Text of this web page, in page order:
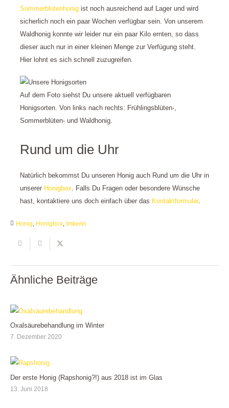
Sommerblütenhonig ist noch ausreichend auf Lager und wird
sicherlich noch ein paar Wochen verfügbar sein. Von unserem
Waldhonig konnte wir leider nur ein paar Kilo ernten, so dass
dieser auch nur in einer kleinen Menge zur Verfügung steht.
Hier lohnt es sich schnell zuzugreifen.
Auf dem Foto siehst Du unsere aktuell verfügbaren
Honigsorten. Von links nach rechts: Frühlingsblüten-,
Sommerblüten- und Waldhonig.
Rund um die Uhr
Natürlich bekommst Du unseren Honig auch Rund um die Uhr in
unserer Honigbox . Falls Du Fragen oder besondere Wünsche
hast, kontaktiere uns doch einfach über das Kontaktformular.
Honig Honigbox Imkerei
Ähnliche Beiträge
Oxalsäurebehandlung im Winter
7. Dezember 2020
Der erste Honig (Rapshonig?!) aus 2018 ist im Glas
13. Juni 2018